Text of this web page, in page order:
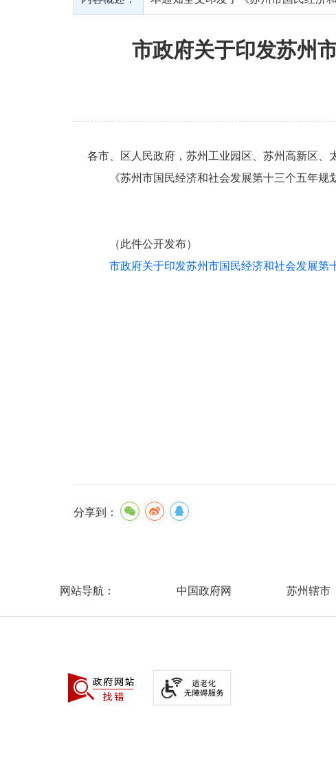
市政府关于印发苏州
各市、区人民政府，苏州工业园区、苏州高新区、
《苏州市国民经济和社会发展第十三个五年
（此件公开发布）
市政府关于印发苏州市国民经济和社会发展第
分享到：
网站导航： 中国政府网 苏州辖市